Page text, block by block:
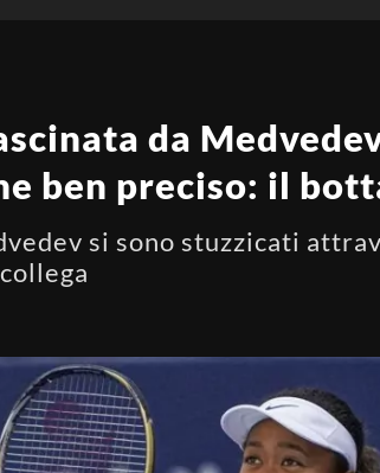
da
ben preciso: il
si sono stuzzicati